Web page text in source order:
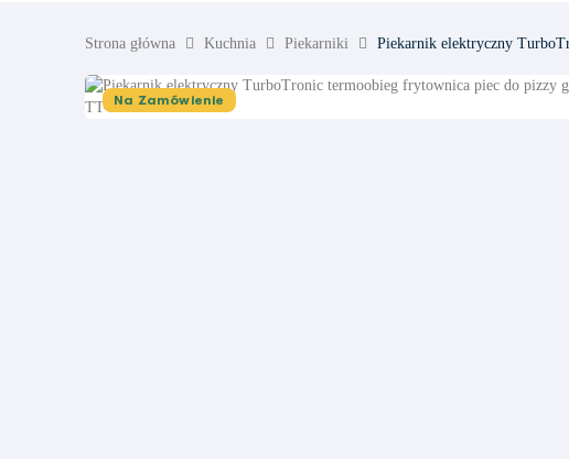
Strona główna Kuchnia Piekarniki Piekarnik elektryczny
Na Zamówienie